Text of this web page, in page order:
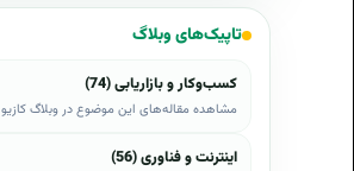
تاپیک‌های وبلاگ
کسب‌وکار و بازاریابی (74)
مشاهده مقاله‌های این موضوع در وبلاگ کازیو
اینترنت و فناوری (56)